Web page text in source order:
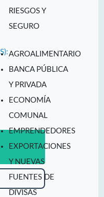
RIESGOS Y
SEGURO
AGROALIMENTARIO
BANCA PÚBLICA
Y PRIVADA
ECONOMÍA
COMUNAL
EMPRENDEDORES
EXPORTACIONES
Y NUEVAS
FUENTES DE
DIVISAS